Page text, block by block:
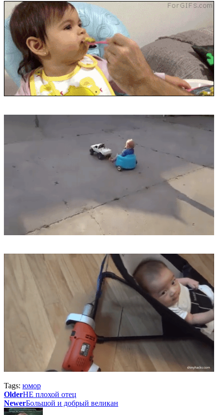
Tags: юмор
OlderНЕ плохой отец
NewerБольшой и добрый великан